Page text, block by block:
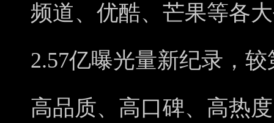
频道、优酷、芒果等各
2.57亿曝光量新纪录，
高品质、高口碑、高热